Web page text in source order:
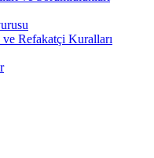
Refakatçi Kuralları